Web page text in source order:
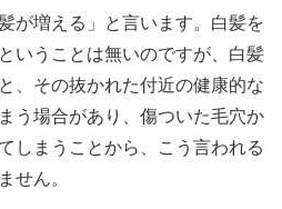
が増える」と言います。白髪を
いうことは無いのですが、白髪
、その抜かれた付近の健康的な
う場合があり、傷ついた毛穴か
しまうことから、こう言われる
せん。